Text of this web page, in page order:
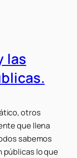
las
otros
que llena
sabemos
públicas lo que